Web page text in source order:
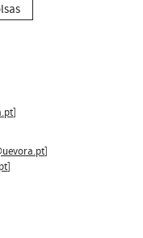
]
]
]